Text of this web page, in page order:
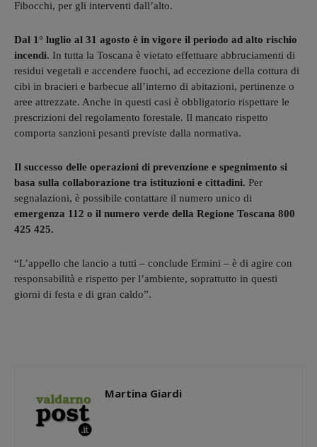
Fibocchi, per gli interventi dall’alto.
Dal 1° luglio al 31 agosto è in vigore il periodo ad alto rischio
incendi. In tutta la Toscana è vietato effettuare abbruciamenti di
residui vegetali e accendere fuochi, ad eccezione della cottura di
cibi in bracieri e barbecue all’interno di abitazioni, pertinenze o
aree attrezzate. Anche in questi casi è obbligatorio rispettare le
prescrizioni del regolamento forestale. Il mancato rispetto
comporta sanzioni pesanti previste dalla normativa.
Il successo delle operazioni di prevenzione e spegnimento si
basa sulla collaborazione tra istituzioni e cittadini. Per
segnalazioni, è possibile contattare il numero unico di
emergenza 112 o il numero verde della Regione Toscana 800
425 425.
“L’appello che lancio a tutti – conclude Ermini – è di agire con
responsabilità e rispetto per l’ambiente, soprattutto in questi
giorni di festa e di gran caldo”.
Martina Giardi